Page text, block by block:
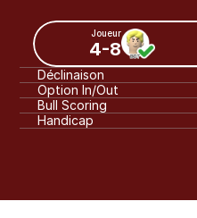
Joueur
4-8
Déclinaison
Option In/Out
Bull Scoring
Handicap